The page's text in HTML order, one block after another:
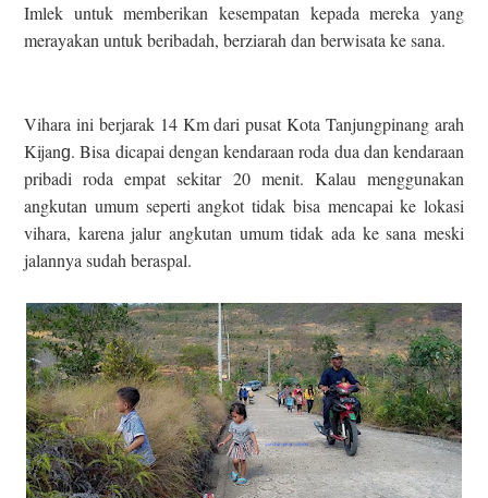
Imlek untuk memberikan kesempatan kepada mereka yang
merayakan untuk beribadah, berziarah dan berwisata ke sana.
Vihara ini berjarak 14 Km dari pusat Kota Tanjungpinang arah
Kijang. Bisa dicapai dengan kendaraan roda dua dan kendaraan
pribadi roda empat sekitar 20 menit. Kalau menggunakan
angkutan umum seperti angkot tidak bisa mencapai ke lokasi
vihara, karena jalur angkutan umum tidak ada ke sana meski
jalannya sudah beraspal.